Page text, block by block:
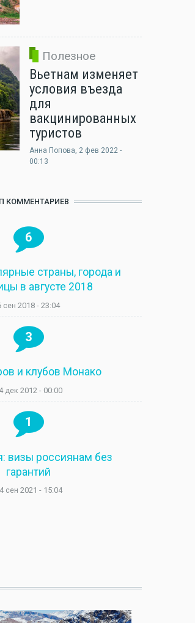
Полезное
Вьетнам изменяет
условия въезда
для
вакцинированных
туристов
Анна Попова, 2 фев 2022 -
00:13
КОММЕНТАРИЕВ
6
страны, города и
в августе 2018
сен 2018 - 23:04
3
и клубов Монако
дек 2012 - 00:00
1
визы россиянам без
гарантий
сен 2021 - 15:04